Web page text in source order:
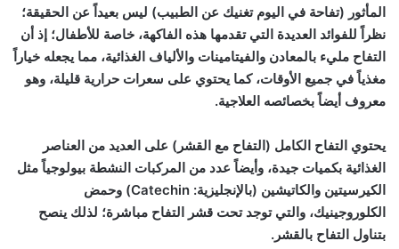
المأثور (تفاحة في اليوم تغنيك عن الطبيب) ليس بعيداً عن الحقيقة؛
نظراً للفوائد العديدة التي تقدمها هذه الفاكهة، خاصة للأطفال؛ إذ أن
التفاح مليء بالمعادن والفيتامينات والألياف الغذائية، مما يجعله خياراً
مغذياً في جميع الأوقات، كما يحتوي على سعرات حرارية قليلة، وهو
معروف أيضاً بخصائصه العلاجية.
يحتوي التفاح الكامل (التفاح مع القشر) على العديد من العناصر
الغذائية بكميات جيدة، وأيضاً عدد من المركبات النشطة بيولوجياً مثل
الكيرسيتين والكاتيشين (بالإنجليزية: Catechin) وحمض
الكلوروجينيك، والتي توجد تحت قشر التفاح مباشرة؛ لذلك ينصح
بتناول التفاح بالقشر.